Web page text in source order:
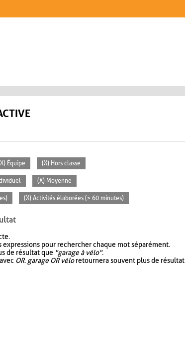
Équipe (X) Hors classe
(X) Moyenne
(X) Activités élaborées (> 60 minutes)
pour rechercher chaque mot séparément.
de résultat que "garage à vélo".
OR. garage OR véloretournera souvent plus de résultat